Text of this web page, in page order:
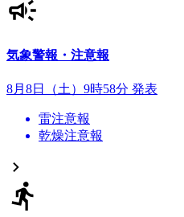
気象警報・注意報
8月8日（土）9時58分 発表
雷注意報
乾燥注意報